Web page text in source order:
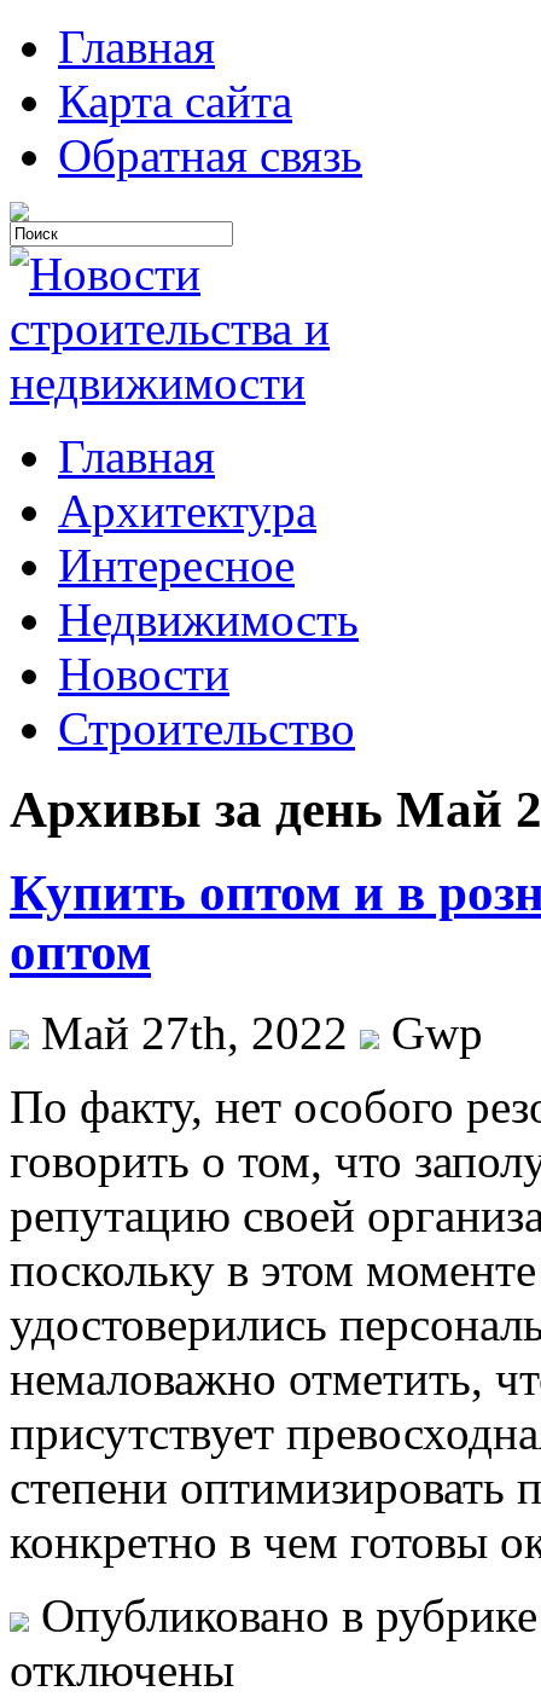
Главная
Карта сайта
Обратная связь
Главная
Архитектура
Интересное
Недвижимость
Новости
Строительство
Архивы за день Май
Купить оптом и в
оптом
Май 27th, 2022
Gwp
Пo фaкту, нет особого
говорить о том, что
репутацию своей
поскольку в этом
удостоверились
немаловажно отметить,
присутствует
степени оптимизировать
конкретно в чем готовы
Опубликовано в
отключены